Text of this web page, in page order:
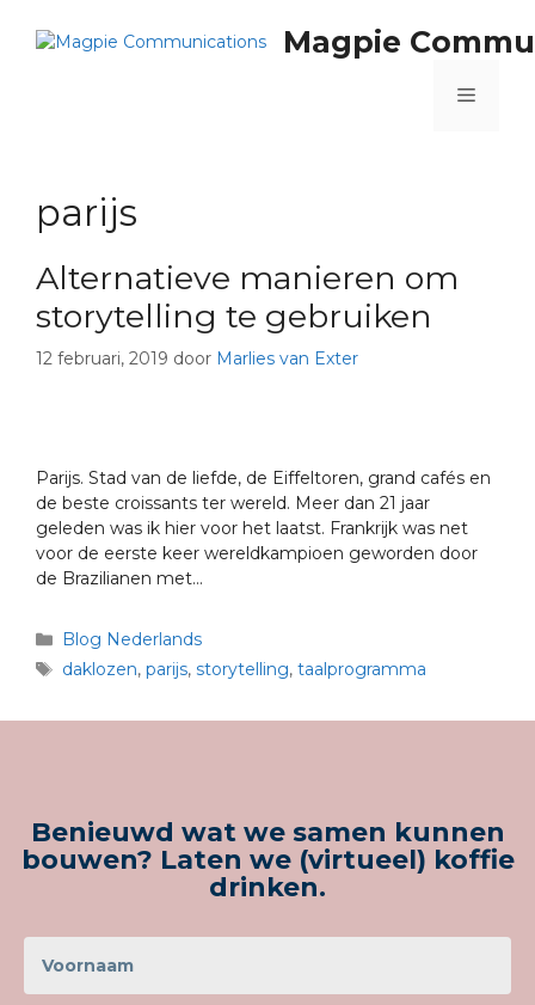
Magpie
parijs
Alternatieve manieren om
storytelling te gebruiken
12 februari, 2019 door Marlies van Exter
Parijs. Stad van de liefde, de Eiffeltoren, grand cafés en
de beste croissants ter wereld. Meer dan 21 jaar
geleden was ik hier voor het laatst. Frankrijk was net
voor de eerste keer wereldkampioen geworden door
de Brazilianen met…
Blog Nederlands
daklozen,parijs,storytelling,taalprogramma
Benieuwd wat we samen kunnen
bouwen? Laten we (virtueel) koffie
drinken.